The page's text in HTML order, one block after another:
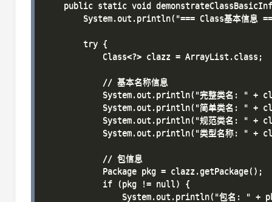
public static void
System.out.println("=== Class基本信息
        try {
            Class<?> clazz = ArrayList.class;
            // 基本名称信息
System.out.println("完整类名: " +
System.out.println("简单类名: " +
System.out.println("规范类名: " +
System.out.println("类型名称: " +
            // 包信息
            Package pkg = clazz.getPackage();
            if (pkg != null) {
System.out.println("包名: " +